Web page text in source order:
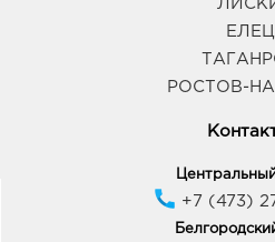
394007, Воронежская
График работы: 8:00 -
Воронеж Линия
Переверткина, д. 7
График работы:
ЕЛЕЦ
РОСТОВ-
+7 (473)